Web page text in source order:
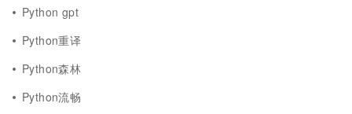
Python gpt
Python重译
Python森林
Python流畅